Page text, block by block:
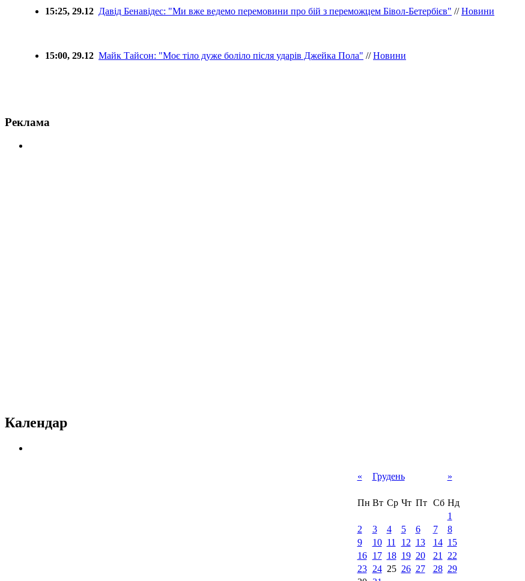
15:25, 29.12 Давід Бенавідес: "Ми вже ведемо перемовини про бій з переможцем Бівол-Бетербієв" //Новини
15:00, 29.12 Майк Тайсон: "Моє тіло дуже боліло після ударів Джейка Пола" //Новини
Реклама
Календар
« Грудень »
Пн Вт Ср Чт Пт Сб Нд
1
2
3 4 5 6 7
8
9
10 11 12 13 14 15
16
17 18 19 20 21
22
23
24 25 26 27 28 29